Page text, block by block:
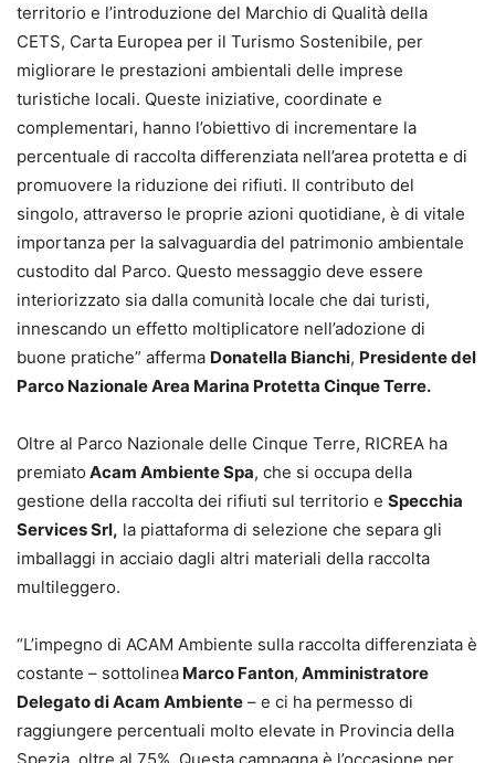
territorio e l’introduzione del Marchio di Qualità della
CETS, Carta Europea per il Turismo Sostenibile, per
migliorare le prestazioni ambientali delle imprese
turistiche locali. Queste iniziative, coordinate e
complementari, hanno l’obiettivo di incrementare la
percentuale di raccolta differenziata nell’area protetta e di
promuovere la riduzione dei rifiuti. Il contributo del
singolo, attraverso le proprie azioni quotidiane, è di vitale
importanza per la salvaguardia del patrimonio ambientale
custodito dal Parco. Questo messaggio deve essere
interiorizzato sia dalla comunità locale che dai turisti,
innescando un effetto moltiplicatore nell’adozione di
buone pratiche” afferma Donatella Bianchi, Presidente del
Parco Nazionale Area Marina Protetta Cinque Terre.
Oltre al Parco Nazionale delle Cinque Terre, RICREA ha
premiato Acam Ambiente Spa, che si occupa della
gestione della raccolta dei rifiuti sul territorio e Specchia
Services Srl, la piattaforma di selezione che separa gli
imballaggi in acciaio dagli altri materiali della raccolta
multileggero.
“L’impegno di ACAM Ambiente sulla raccolta differenziata è
costante – sottolinea Marco Fanton, Amministratore
Delegato di Acam Ambiente – e ci ha permesso di
raggiungere percentuali molto elevate in Provincia della
Spezia, oltre al 75%. Questa campagna è l’occasione per